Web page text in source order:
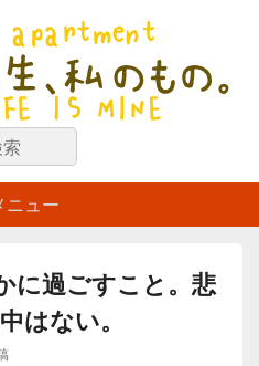
。【新館】
ニュー
に過ごすこと。悲
はない。